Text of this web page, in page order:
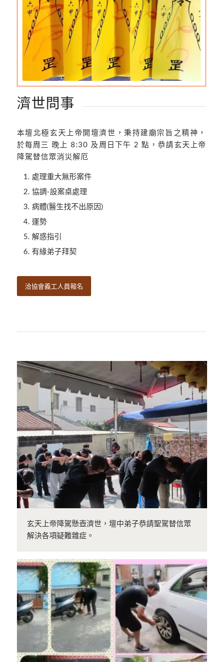
濟世問事
本壇北極玄天上帝開壇濟世，秉持建廟宗旨之精神，
於每周三 晚上 8:30 及周日下午 2 點，恭請玄天上帝
降駕替信眾消災解厄
處理重大無形案件
協調-設案桌處理
病體(醫生找不出原因)
運勢
解惑指引
有緣弟子拜契
洽協會義工人員報名
玄天上帝降駕懸壺濟世，壇中弟子恭請聖駕替信眾
解決各項疑難雜症。